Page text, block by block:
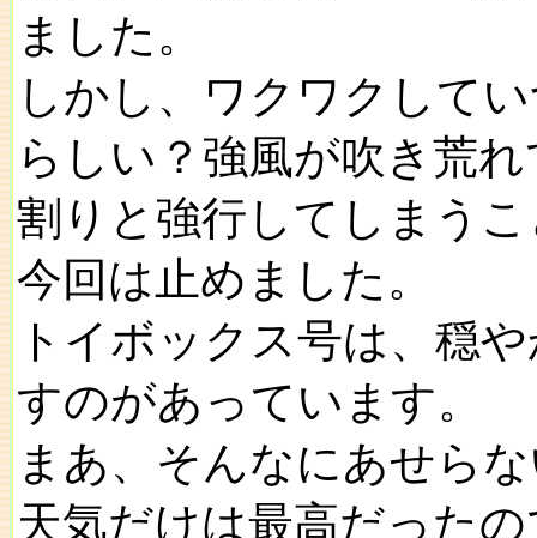
ました。
しかし、ワクワクして
らしい？強風が吹き荒
割りと強行してしまう
今回は止めました。
トイボックス号は、穏
すのがあっています。
まあ、そんなにあせら
天気だけは最高だった